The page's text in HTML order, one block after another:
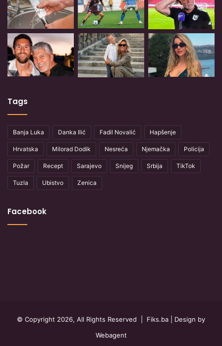
Tags
Banja Luka Danka Ilić Fadil Novalić Hapšenje
Hrvatska Milorad Dodik Nesreća Njemačka Policija
Požar Recept Sarajevo Snijeg Srbija TikTok
Tuzla Ubistvo Zenica
Facebook
© Copyright 2026, All Rights Reserved | Fiks.ba | Design by
Webagent